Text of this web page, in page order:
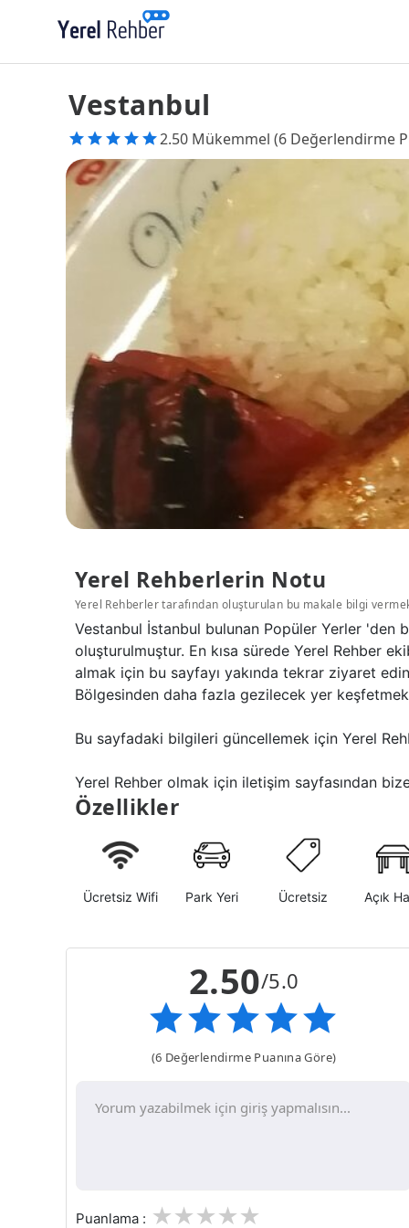
Vestanbul
2.50 Mükemmel (6 Değerlendirme
Yerel Rehberlerin Notu
Yerel Rehberler tarafından oluşturulan bu makale bilgi
Vestanbul İstanbul bulunan Popüler Yerler 'den
oluşturulmuştur. En kısa sürede Yerel Rehber
almak için bu sayfayı yakında tekrar ziyaret
Bölgesinden daha fazla gezilecek yer
Bu sayfadaki bilgileri güncellemek için Yerel
Yerel Rehber olmak için iletişim sayfasından
Özellikler
Ücretsiz Wifi Park Yeri Ücretsiz Açık
2.50/5.0
(6 Değerlendirme Puanına Göre)
Puanlama : 3
2
1